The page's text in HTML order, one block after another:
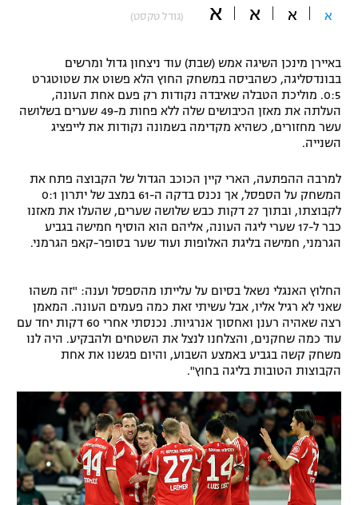
תקנון עבור פעילות אלקטרה
תקנון עבור פעילות ספורט 1 – "מרלן"
גיימינג E-Sports
מדיניות פרטיות
רשיון להקרנה פומבית לבית עסק
הצטרפות לחבילת הערוצים
לוח דרושים – ג'ובנט
תגיות
המגזין
פוטבול אמריקאי NFL
בייסבול MLB
ספורט אתגרי ואקסטרים
אומנויות לחימה
גיימינג E-Sports
א א א א (גודל טקסט)
באיירן מינכן השיגה אמש (שבת) עוד ניצחון גדול ומרשים
בבונדסליגה, כשהביסה במשחק החוץ הלא פשוט את שטוטגרט
0:5. מוליכת הטבלה שאיבדה נקודות רק פעם אחת העונה,
העלתה את מאזן הכיבושים שלה ללא פחות מ-49 שערים בשלושה
עשר מחזורים, כשהיא מקדימה בשמונה נקודות את לייפציג
השנייה.
למרבה ההפתעה, הארי קיין הכוכב הגדול של הקבוצה פתח את
המשחק על הספסל, אך נכנס בדקה ה-61 במצב של יתרון 0:1
לקבוצתו, ובתוך 27 דקות כבש שלושה שערים, שהעלו את מאזנו
כבר ל-17 שערי ליגה העונה, אליהם הוא הוסיף חמישה בגביע
הגרמני, חמישה בליגת האלופות ועוד שער בסופר-קאפ הגרמני.
החלוץ האנגלי נשאל בסיום על עלייתו מהספסל וענה: "זה משהו
שאני לא רגיל אליו, אבל עשיתי זאת כמה פעמים העונה. המאמן
רצה שאהיה רענן ואחסוך אנרגיות. נכנסתי אחרי 60 דקות יחד עם
עוד כמה שחקנים, והצלחנו לנצל את השטחים ולהבקיע. היה לנו
משחק קשה בגביע באמצע השבוע, והיום פגשנו את אחת
הקבוצות הטובות בליגה בחוץ".